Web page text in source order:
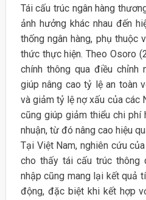
Tái cấu trúc ngân hàng
ảnh hưởng khác nhau đến
thống ngân hàng, phụ thuộc
thức thực hiện. Theo Osoro
chính thông qua điều
giúp nâng cao tỷ lệ an toàn
và giảm tỷ lệ nợ xấu của các
cũng giúp giảm thiểu chi
nhuận, từ đó nâng cao hiệu
Tại Việt Nam, nghiên cứu
cho thấy tái cấu trúc thông
nhập cũng mang lại kết quả
động, đặc biệt khi kết hợp